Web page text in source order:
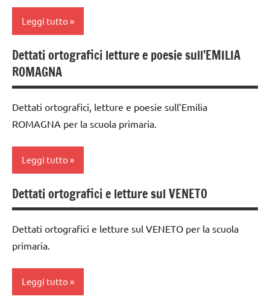
ARGOMENTI
PER ETA'
TUTTI GLI
ARTICOLI
ARTICOLI
classe
5a
dettati /
geografia
GEOGRAFIA
Italia
TUTTI GLI
ARTICOLI
Leggi tutto
classe
3a
4a
5a
Europa
GEOGRAFIA
Italia
ARGOMENTI
Dettati ortografici letture e poesie sull’EMILIA
ROMAGNA
Dettati ortografici, letture e poesie sull’Emilia
ROMAGNA per la scuola primaria.
Leggi tutto
classe
3a
classe
4a
classe
5a
Dettati ortografici e letture sul VENETO
Dettati ortografici e letture sul VENETO per la scuola
primaria.
Leggi tutto